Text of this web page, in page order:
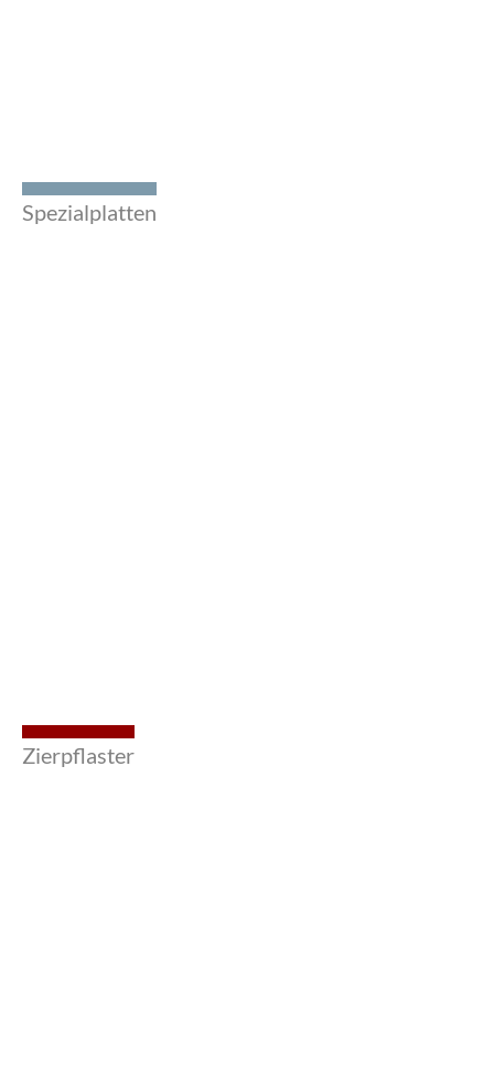
Spezialplatten
Zierpflaster